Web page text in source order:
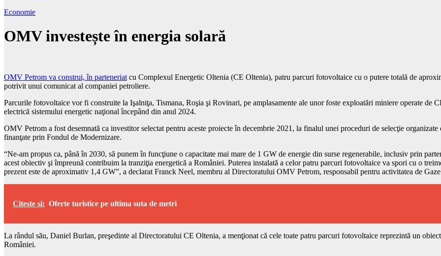
Economie
OMV investește în energia solară
OMV Petrom va construi, în parteneriat cu Complexul Energetic Oltenia (CE Oltenia), patru parcuri fotovoltaice cu o putere totală de
potrivit unui comunicat al companiei petroliere.
Parcurile fotovoltaice vor fi construite la Işalniţa, Tismana, Roşia şi Rovinari, pe amplasamente ale unor foste exploatări miniere operate
electrică sistemului energetic naţional începând din anul 2024.
OMV Petrom a fost desemnată ca investitor selectat pentru aceste proiecte în decembrie 2021, la finalul unei proceduri de selecţie
finanţate prin Fondul de Modernizare.
“Ne-am propus ca, până în 2030, să punem în funcţiune o capacitate mai mare de 1 GW de energie din surse regenerabile, inclusiv prin
acest obiectiv şi împreună contribuim la tranziţia energetică a României. Puterea instalată a celor patru parcuri fotovoltaice va spori cu o
prezent este de aproximativ 1,4 GW”, a declarat Franck Neel, membru al Directoratului OMV Petrom, responsabil pentru activitatea de
Citeste si: Oferte turistice pe ultima suta de metri
La rândul său, Daniel Burlan, preşedinte al Directoratului CE Oltenia, a menţionat că cele toate patru parcuri fotovoltaice reprezintă un
României.